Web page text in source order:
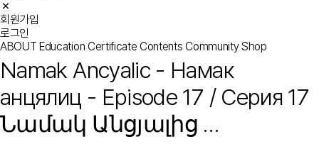
회원가입
로그인
ABOUT Education Certificate Contents CommunityShop
Namak Ancyalic - Намак
анцялиц - Episode 17 / Серия 17
Նամակ Անցյալից …